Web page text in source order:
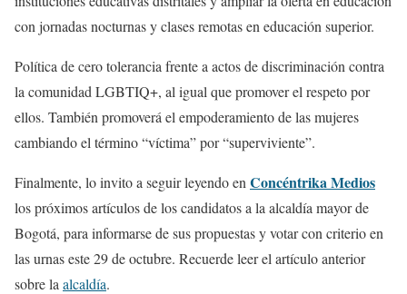
con jornadas nocturnas y clases remotas en educación superior.
Política de cero tolerancia frente a actos de discriminación contra
la comunidad LGBTIQ+, al igual que promover el respeto por
ellos. También promoverá el empoderamiento de las mujeres
cambiando el término “víctima” por “superviviente”.
Finalmente, lo invito a seguir leyendo en Concéntrika Medios
los próximos artículos de los candidatos a la alcaldía mayor de
Bogotá, para informarse de sus propuestas y votar con criterio en
las urnas este 29 de octubre. Recuerde leer el artículo anterior
sobre la alcaldía.